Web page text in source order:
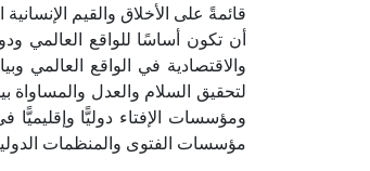
قائمةً على الأخلاق والقيم
أن تكون أساسًا للواقع العالمي
والاقتصادية في الواقع العالمي
لتحقيق السلام والعدل والمساواة
ومؤسسات الإفتاء دوليًّا وإقليميًّا
مؤسسات الفتوى والمنظمات الدولية،